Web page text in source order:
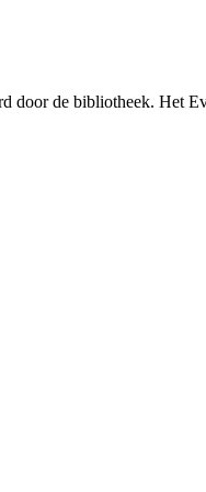
door de bibliotheek. Het